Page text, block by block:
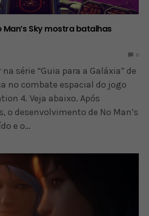
Man’s Sky mostra batalhas
0
série “Guia para a Galáxia” de
no combate espacial do jogo
4. Veja abaixo. Após
o desenvolvimento de No Man’s
e o…